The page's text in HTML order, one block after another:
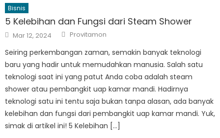
Bisnis
5 Kelebihan dan Fungsi dari Steam Shower
Posted
on
Mar 12, 2024 Author
Provitamon
Seiring perkembangan zaman, semakin banyak teknologi
baru yang hadir untuk memudahkan manusia. Salah satu
teknologi saat ini yang patut Anda coba adalah steam
shower atau pembangkit uap kamar mandi. Hadirnya
teknologi satu ini tentu saja bukan tanpa alasan, ada banyak
kelebihan dan fungsi dari pembangkit uap kamar mandi. Yuk,
simak di artikel ini! 5 Kelebihan […]